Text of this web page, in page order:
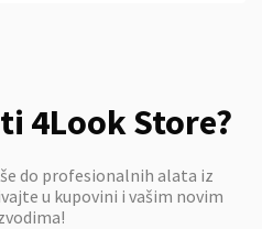
4Look Store?
do profesionalnih alata iz
u kupovini i vašim novim